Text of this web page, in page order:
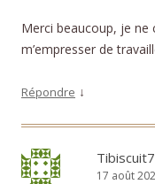
Merci beaucoup, je ne
m’empresser de
Répondre ↓
17 août